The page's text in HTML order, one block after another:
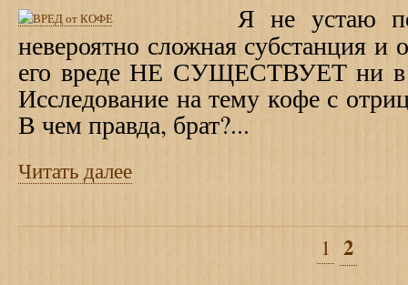
Я не устаю
невероятно сложная субстанция и
его вреде НЕ СУЩЕСТВУЕТ ни в
Исследование на тему кофе с
В чем правда, брат?...
Читать далее
1 2